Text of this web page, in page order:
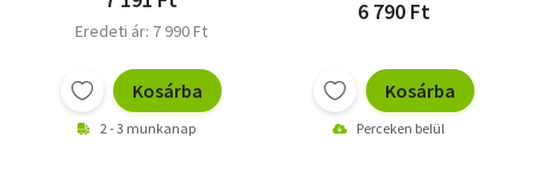
Eredeti ár: 7 990 Ft
Kosárba
2 - 3 munkanap
6 790 Ft
Kosárba
Perceken belül